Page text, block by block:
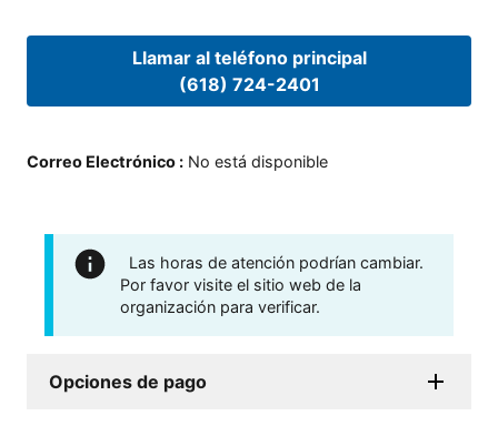
Llamar al teléfono principal
(618) 724-2401
Correo Electrónico : No está disponible
Las horas de atención podrían cambiar.
Por favor visite el sitio web de la
organización para verificar.
Opciones de pago